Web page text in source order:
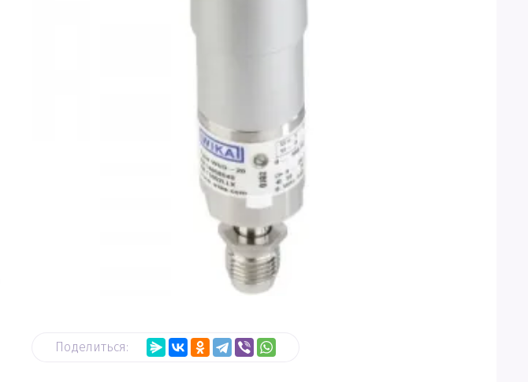
Поделиться: